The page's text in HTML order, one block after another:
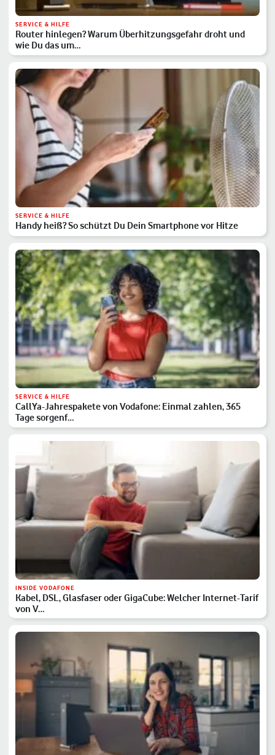
SERVICE & HILFE
Router hinlegen? Warum Überhitzungsgefahr droht und
wie Du das um…
SERVICE & HILFE
Handy heiß? So schützt Du Dein Smartphone vor Hitze
SERVICE & HILFE
CallYa-Jahrespakete von Vodafone: Einmal zahlen, 365
Tage sorgenf…
INSIDE VODAFONE
Kabel, DSL, Glasfaser oder GigaCube: Welcher Internet-Tarif
von V…